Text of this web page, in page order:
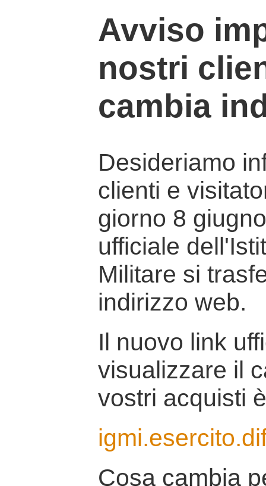
Avviso
nostri
cambia
Desideriamo
clienti e
giorno 8
ufficiale
Militare si
indirizzo web.
Il nuovo link
visualizzare il
vostri acquisti
Cosa cambia